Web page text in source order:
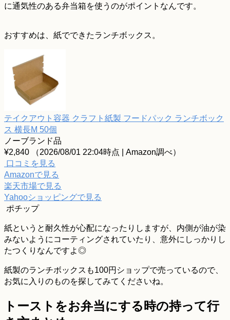
に通気性のある弁当箱を使うのがポイントなんです。
おすすめは、紙でできたランチボックス。
テイクアウト容器 クラフト紙製 フードパック ランチボック
ス 横長M 50個
ノーブランド品
¥2,840
（2026/08/01 22:04時点 | Amazon調べ）
口コミを見る
Amazonで見る
楽天市場で見る
Yahooショッピングで見る
ポチップ
紙というと耐久性が心配になったりしますが、内側が油が染
みないようにコーティングされていたり、意外にしっかりし
たつくりなんですよ◎
紙製のランチボックスも100円ショップで売っているので、
お気に入りのものを探してみてくださいね。
トーストをお弁当にする時の持って行